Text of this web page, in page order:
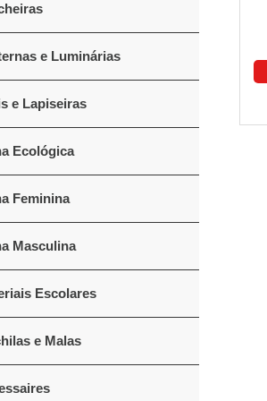
e Luminárias
e Lapiseiras
Ecológica
Feminina
Masculina
Escolares
e Malas